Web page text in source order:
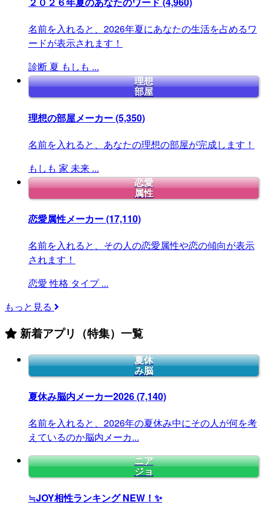
名前を入れると、2026年夏にあなたの生活を占めるワ
ードが表示されます！
診断 夏 もしも ...
理想
部屋
理想の部屋メーカー(5,350)
名前を入れると、あなたの理想の部屋が完成します！
もしも 家 未来 ...
恋愛
属性
恋愛属性メーカー(17,110)
名前を入れると、その人の恋愛属性や恋の傾向が表示
されます！
恋愛 性格 タイプ ...
もっと見る
新着アプリ（特集）一覧
夏休
み脳
夏休み脳内メーカー2026(7,140)
名前を入れると、2026年の夏休み中にその人が何を考
えているのか脳内メーカ...
ニア
ジョ
≒JOY相性ランキングNEW！✨